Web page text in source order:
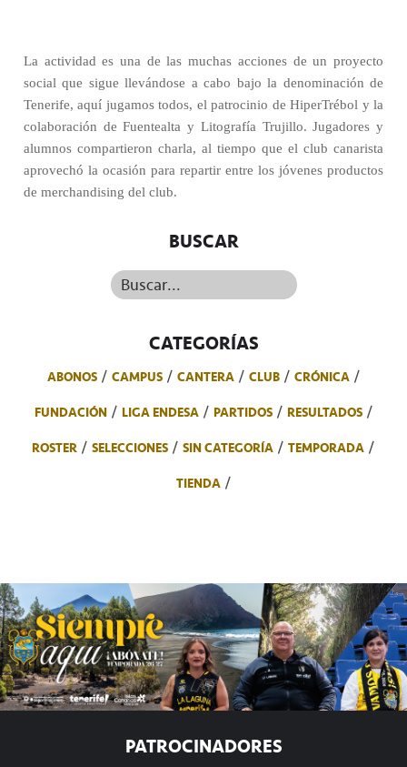
La actividad es una de las muchas acciones de un proyecto
social que sigue llevándose a cabo bajo la denominación de
Tenerife, aquí jugamos todos, el patrocinio de HiperTrébol y la
colaboración de Fuentealta y Litografía Trujillo. Jugadores y
alumnos compartieron charla, al tiempo que el club canarista
aprovechó la ocasión para repartir entre los jóvenes productos
de merchandising del club.
BUSCAR
Buscar...
CATEGORÍAS
ABONOS CAMPUS CANTERA CLUB
CRÓNICA
FUNDACIÓN
LIGA ENDESA PARTIDOS
RESULTADOS
ROSTER
SELECCIONES SIN CATEGORÍA
TEMPORADA
TIENDA
PATROCINADORES